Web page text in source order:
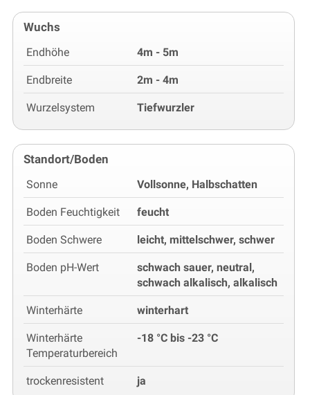
Wuchs
Endhöhe 4m - 5m
Endbreite 2m - 4m
Wurzelsystem Tiefwurzler
Standort/Boden
Sonne Vollsonne, Halbschatten
Boden Feuchtigkeit feucht
Boden Schwere leicht, mittelschwer, schwer
Boden pH-Wert
schwach sauer, neutral,
schwach alkalisch, alkalisch
Winterhärte winterhart
Winterhärte
Temperaturbereich
-18 °C bis -23 °C
trockenresistent ja